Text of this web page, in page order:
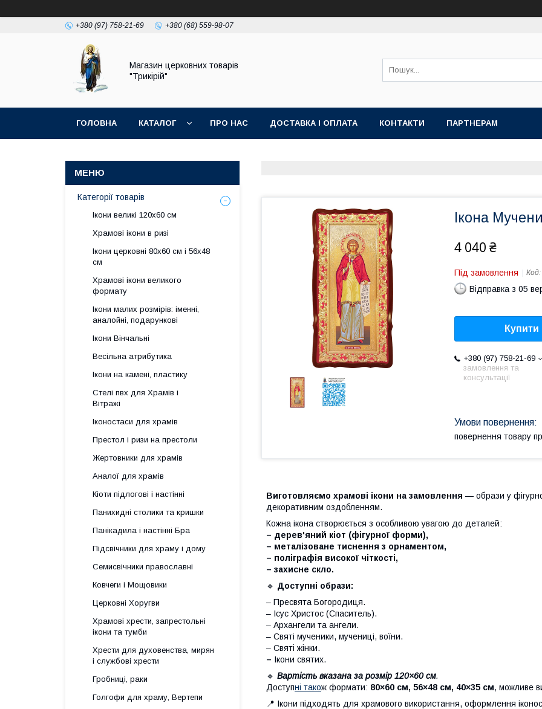
+380 (97) 758-21-69 +380 (68) 559-98-07
Магазин церковних товарів
"Трикірій"
ГОЛОВНА КАТАЛОГ ПРО НАС ДОСТАВКА І ОПЛАТА КОНТАКТИ ПАРТНЕРАМ
Ікона
4 040 ₴
Під замовлення Код:
Відправка з 05
Купити
+380 (97) 758-21-69
замовлення та
консультації
повернення товару
Виготовляємо храмові ікони на замовлення — образи у
декоративним оздобленням.
Кожна ікона створюється з особливою увагою до деталей:
– дерев'яний кіот (фігурної форми),
– металізоване тиснення з орнаментом,
– поліграфія високої чіткості,
– захисне скло.
🔹 Доступні образи:
– Пресвята Богородиця.
– Ісус Христос (Спаситель).
– Архангели та ангели.
– Святі мученики, мучениці, воїни.
– Святі жінки.
– Ікони святих.
🔹 Вартість вказана за розмір 120×60 см.
Доступні також формати: 80×60 см, 56×48 см, 40×35 см, можливе
📍 Ікони підходять для храмового використання, оформлення
Категорії товарів
Ікони великі 120х60 см
Храмові ікони в ризі
Ікони церковні 80х60 см і 56х48
см
Храмові ікони великого
формату
Ікони малих розмірів: іменні,
аналойні, подарункові
Ікони Вінчальні
Весільна атрибутика
Ікони на камені, пластику
Стелі пвх для Храмів і
Вітражі
Іконостаси для храмів
Престол і ризи на престоли
Жертовники для храмів
Аналої для храмів
Кіоти підлогові і настінні
Панихидні столики та кришки
Панікадила і настінні Бра
Підсвічники для храму і дому
Семисвічники православні
Ковчеги і Мощовики
Церковні Хоругви
Храмові хрести, запрестольні
ікони та тумби
Хрести для духовенства, мирян
і службові хрести
Гробниці, раки
Голгофи для храму, Вертепи